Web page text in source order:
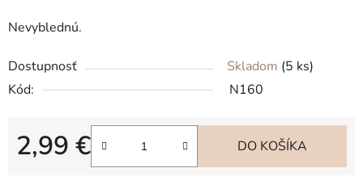
Nevyblednú.
Dostupnosť Skladom (5 ks)
Kód:
N160
2,99 €
Jednotková cena:
DO KOŠÍKA